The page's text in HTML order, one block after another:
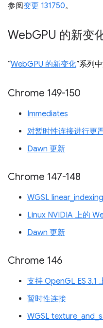
参阅变更 131750。
WebGPU 的新变
“WebGPU 的新变化”系列
Chrome 149-150
Immediates
对暂时性连接进行更
Dawn 更新
Chrome 147-148
WGSL
Linux NVIDIA 上的
Dawn 更新
Chrome 146
支持 OpenGL ES 3.1
暂时性连接
WGSL